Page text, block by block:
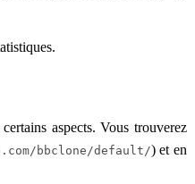
aspects. Vous trouverez
bbclone/default/) et en